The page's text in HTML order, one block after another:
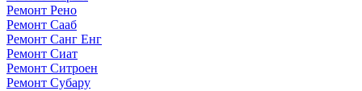
Ремонт Рено
Ремонт Сааб
Ремонт Санг Енг
Ремонт Сиат
Ремонт Ситроен
Ремонт Субару